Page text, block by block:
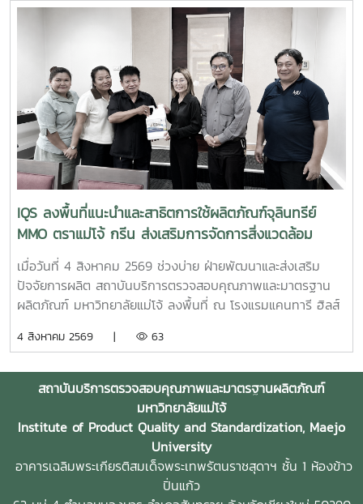
จังหวัดเชียงใหม่ เพื่อประชาสัมพันธ์บริการของหน่วยงาน และให้
คำปรึกษาแก่ผู้ประกอบการ SME ในพื้นที่จังหวัดเชียงใหม่และ
จังหวัดใกล้เคียง ฝ่ายบริหารและห้องปฏิบัติการ นำโดย รองผู้
อำนวยการฝ่ายบริหารและห้องปฏิบัติการ นางริมฤทัย พุทธวงค์
พร้อมด้วยบุคลากร ได้แก่ นางสาวสุปราณี แก้วเทียน นัก
วิทยาศาสตร์ นางสาวธนพร ดวงเดช นักวิทยาศาสตร์ นางสาว
ธนาพร สอนหล้าวงศ์ เจ้าหน้าที่บริการลูกค้า ภายในงาน IQS ได้
ร่วมออกบูธแนะนำบริการด้านการตรวจสอบคุณภาพและ
มาตรฐานผลิตภัณฑ์ พร้อมให้คำปรึกษาแก่ผู้ประกอบการเกี่ยวกับ
การพัฒนาผลิตภัณฑ์ การยกระดับมาตรฐานสินค้า และการใช้
บริการผ่านระบบ BDS เพื่อสนับสนุนการเพิ่มขีดความสามารถใน
การแข่งขันของผู้ประกอบการไทย รวมถึงสร้างเครือข่ายความ
ร่วมมือระหว่างหน่วยงานภาครัฐ สถาบันการศึกษา และภาคธุรกิจ
IQS ลงพื้นที่แนะนำและสาธิตการใช้ผลิตภัณฑ์จุลินทรีย์
MMO ตราแม่โจ้ กรีน ส่งเสริมการจัดการสิ่งแวดล้อม
สำหรับธุรกิจโรงแรม
เมื่อวันที่ 4 สิงหาคม 2569 ช่วงบ่าย ฝ่ายพัฒนาและส่งเสริม
ปัจจัยการผลิต สถาบันบริการตรวจสอบคุณภาพและมาตรฐาน
ผลิตภัณฑ์ มหาวิทยาลัยแม่โจ้ ลงพื้นที่ ณ โรงแรมแคนทารี ฮิลส์
และสาธิตแนวทางการใช้งานผลิตภัณฑ์จุลินทรีย์ MMO ตราแม่โจ้
พื้นที่ต่าง ๆ ภายในสถานประกอบการ โดยชื่อสถานที่ดังกล่าว
ตรงกับชื่อภาษาไทยที่โรงแรมใช้อย่างเป็นทางการ การลงพื้นที่
ครั้งนี้นำโดย ผู้ช่วยศาสตราจารย์ ดร.ฉันทนา ซูแสวงทรัพย์ รอง
ผู้อำนวยการฝ่ายวิจัยและนวัตกรรม และ นายพัฒน์ โกจินอก
หัวหน้าฝ่ายพัฒนาและส่งเสริมปัจจัยการผลิต พร้อมด้วยบุคลากร
ในฝ่าย ได้แก่ นางสาววาสนา กาฬภักดี นักวิทยาศาสตร์ นาย
สหรัฐ ตั๋นก้อน เจ้าหน้าที่ขายจุลินทรีย์ และ นายนิวัช ออนศรี ผู้
4 สิงหาคม 2569 | 63
สถาบันบริการตรวจสอบคุณภาพและมาตรฐานผลิตภัณฑ์
มหาวิทยาลัยแม่โจ้
Institute of Product Quality and Standardization, Maejo
University
อาคารเฉลิมพระเกียรติสมเด็จพระเทพรัตนราชสุดาฯ ชั้น 1 ห้องข้าว
ปิ่นแก้ว